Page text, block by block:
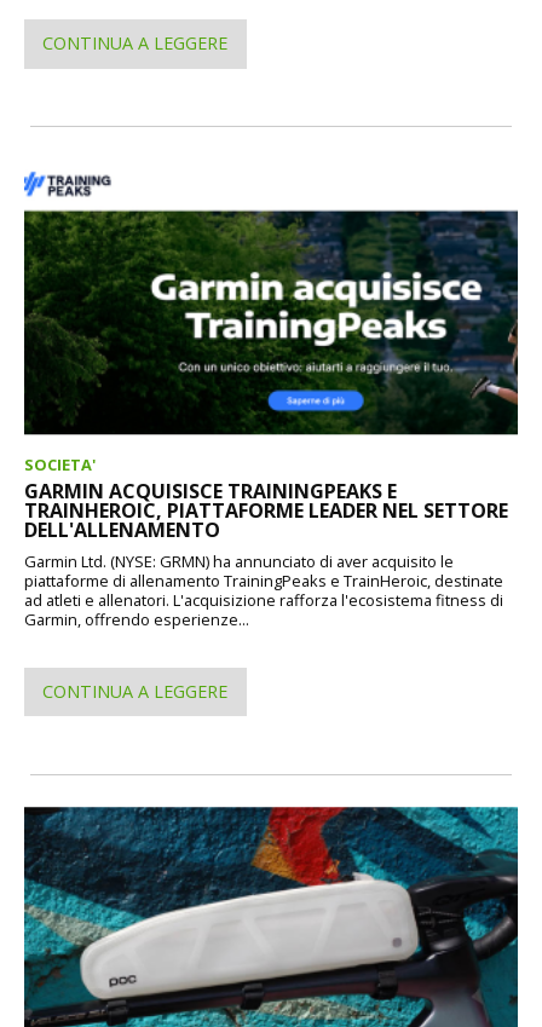
CONTINUA A LEGGERE
SOCIETA'
GARMIN ACQUISISCE TRAININGPEAKS E
TRAINHEROIC, PIATTAFORME LEADER NEL SETTORE
DELL'ALLENAMENTO
Garmin Ltd. (NYSE: GRMN) ha annunciato di aver acquisito le
piattaforme di allenamento TrainingPeaks e TrainHeroic, destinate
ad atleti e allenatori. L'acquisizione rafforza l'ecosistema fitness di
Garmin, offrendo esperienze...
CONTINUA A LEGGERE